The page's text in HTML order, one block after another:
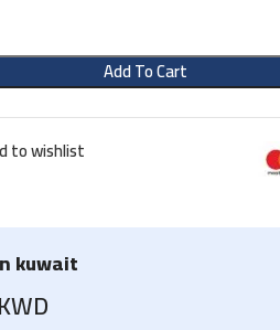
Add To Cart
to wishlist
kuwait